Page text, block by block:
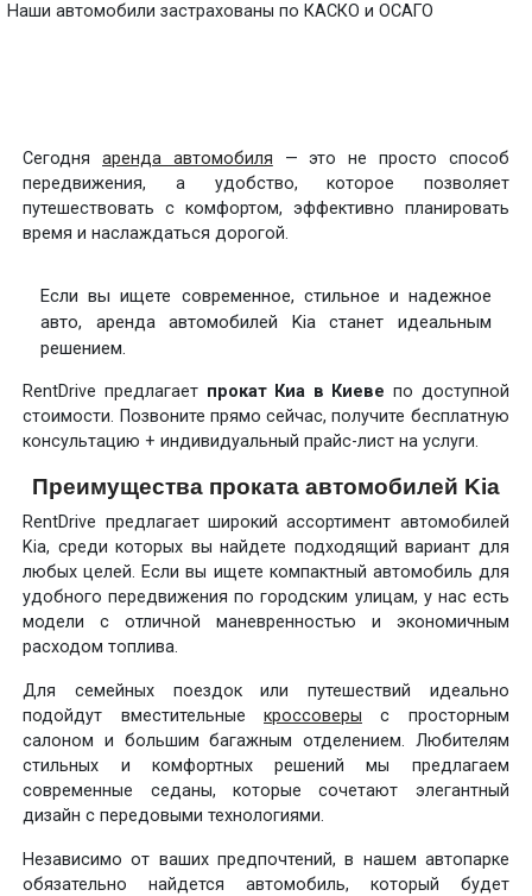
Наши автомобили застрахованы по КАСКО и ОСАГО
Сегодняаренда автомобиля — это не просто способ
передвижения, а удобство, которое позволяет
путешествовать с комфортом, эффективно планировать
время и наслаждаться дорогой.
Если вы ищете современное, стильное и надежное
авто, аренда автомобилей Kia станет идеальным
решением.
RentDrive предлагает прокат Киа в Киеве по доступной
стоимости. Позвоните прямо сейчас, получите бесплатную
консультацию + индивидуальный прайс-лист на услуги.
Преимущества проката автомобилей Kia
RentDrive предлагает широкий ассортимент автомобилей
Kia, среди которых вы найдете подходящий вариант для
любых целей. Если вы ищете компактный автомобиль для
удобного передвижения по городским улицам, у нас есть
модели с отличной маневренностью и экономичным
расходом топлива.
Для семейных поездок или путешествий идеально
подойдут вместительные кроссоверы с просторным
салоном и большим багажным отделением. Любителям
стильных и комфортных решений мы предлагаем
современные седаны, которые сочетают элегантный
дизайн с передовыми технологиями.
Независимо от ваших предпочтений, в нашем автопарке
обязательно найдется автомобиль, который будет